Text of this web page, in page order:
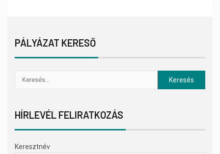
PÁLYÁZAT KERESŐ
HÍRLEVÉL FELIRATKOZÁS
Keresztnév